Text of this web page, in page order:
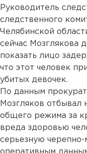
Руководитель
следственного
Челябинской
сейчас Мозглякова
показать лицо
что этот человек
убитых девочек.
По данным
Мозгляков отбывал
общего режима за
вреда здоровью
серьезную черепно-